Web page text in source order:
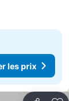
les prix
les prix